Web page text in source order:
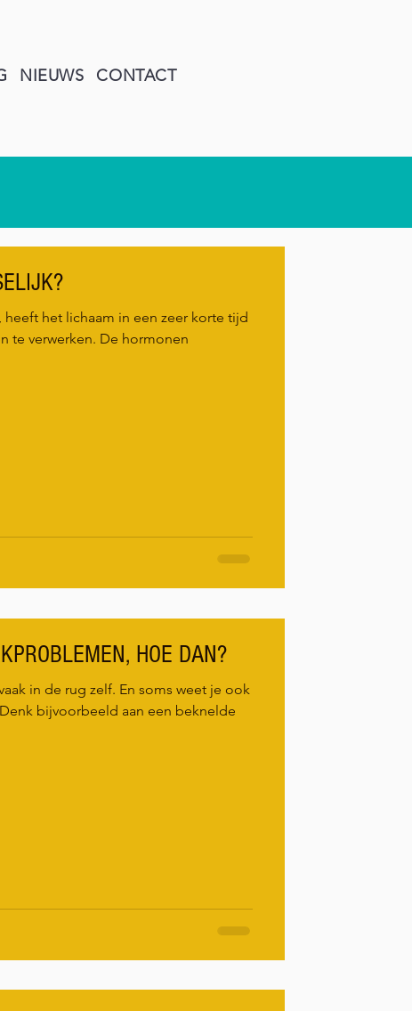
NIEUWS CONTACT
heeft het lichaam in een zeer korte tijd
te verwerken. De hormonen
HOE DAN?
in de rug zelf. En soms weet je ook
bijvoorbeeld aan een beknelde